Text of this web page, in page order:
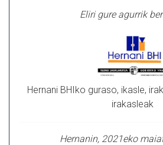
Eliri gure agurrik
Hernani BHIko guraso, ikasle,
irakasleak
Hernanin, 2021eko